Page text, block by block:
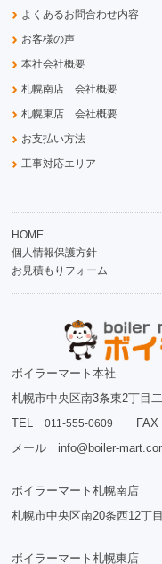
よくあるお問合わせ内容
お客様の声
本社会社概要
札幌南店 会社概要
札幌東店 会社概要
お支払い方法
工事対応エリア
HOME
個人情報保護方針
お見積もりフォーム
ボイラーマート本社
札幌市中央区南3条東2丁目
TEL011-555-0609
FAX
メール info@boiler-
ボイラーマート札幌南店
札幌市中央区南20条西12丁
ボイラーマート札幌東店